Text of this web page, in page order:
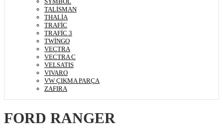
TALİSMAN
THALİA
TRAFİC
TRAFİC 3
TWİNGO
VECTRA
VECTRA C
VELSATIS
VIVARO
VW ÇIKMA PARÇA
ZAFIRA
FORD RANGER